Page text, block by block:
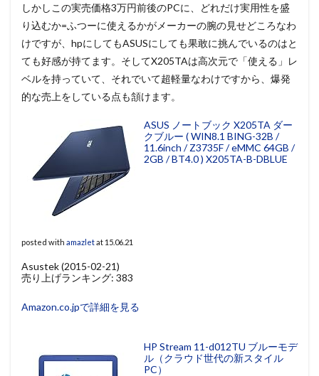
しかしこの実売価格3万円前後のPCに、どれだけ実用性を盛
り込むか=ふつーに使えるかがメーカーの腕の見せどころなわ
けですが、hpにしてもASUSにしても果敢に挑んでいるのはと
ても好感が持てます。そしてX205TAは高次元で「使える」レ
ベルを持っていて、それでいて超軽量なわけですから、爆発
的な売上をしている点も頷けます。
ASUS ノートブック X205TA ダー
クブルー ( WIN8.1 BING-32B /
11.6inch / Z3735F / eMMC 64GB /
2GB / BT4.0 ) X205TA-B-DBLUE
posted with amazletat 15.06.21
Asustek (2015-02-21)
売り上げランキング: 383
Amazon.co.jpで詳細を見る
HP Stream 11-d012TU ブルーモデ
ル（クラウド世代の新スタイル
PC）